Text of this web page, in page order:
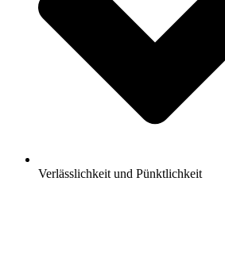
Verlässlichkeit und Pünktlichkeit